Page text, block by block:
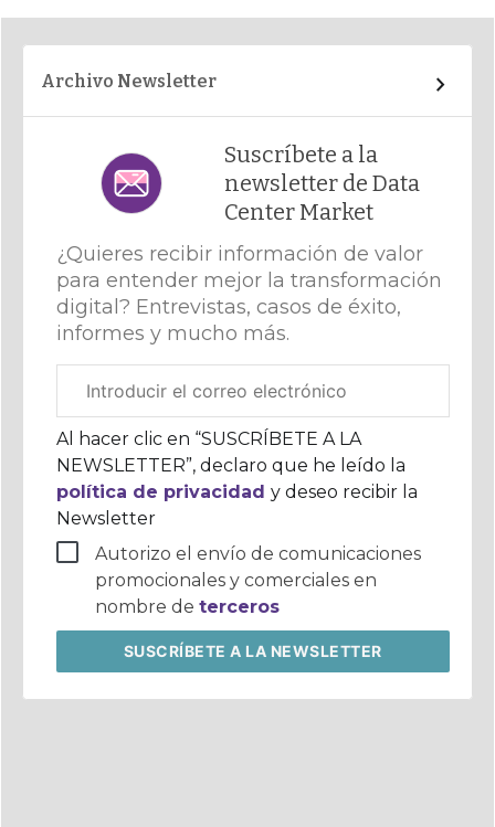
Archivo Newsletter
Suscríbete a la
newsletter de Data
Center Market
¿Quieres recibir información de valor
para entender mejor la transformación
digital? Entrevistas, casos de éxito,
informes y mucho más.
electrónico
corporativo
Al hacer clic en “SUSCRÍBETE A LA
NEWSLETTER”, declaro que he leído la
política de privacidad y deseo recibir la
Newsletter
Autorizo el envío de comunicaciones
promocionales y comerciales en
nombre de terceros
SUSCRÍBETEA LA NEWSLETTER